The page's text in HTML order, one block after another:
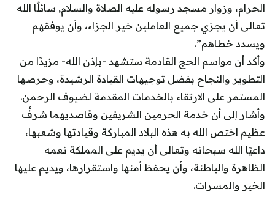
الحرام، وزوار مسجد رسوله عليه الصلاة والسلام, سائلًا الله
تعالى أن يجزي جميع العاملين خير الجزاء، وأن يوفقهم
ويسدد خطاهم”.
وأكد أن مواسم الحج القادمة ستشهد -بإذن الله- مزيدًا من
التطوير والنجاح بفضل توجيهات القيادة الرشيدة، وحرصها
المستمر على الارتقاء بالخدمات المقدمة لضيوف الرحمن.
وأشار إلى أن خدمة الحرمين الشريفين وقاصديهما شرفٌ
عظيم اختص الله به هذه البلاد المباركة وقيادتها وشعبها،
داعيًا الله سبحانه وتعالى أن يديم على المملكة نعمه
الظاهرة والباطنة، وأن يحفظ أمنها واستقرارها، ويديم عليها
الخير والمسرات.